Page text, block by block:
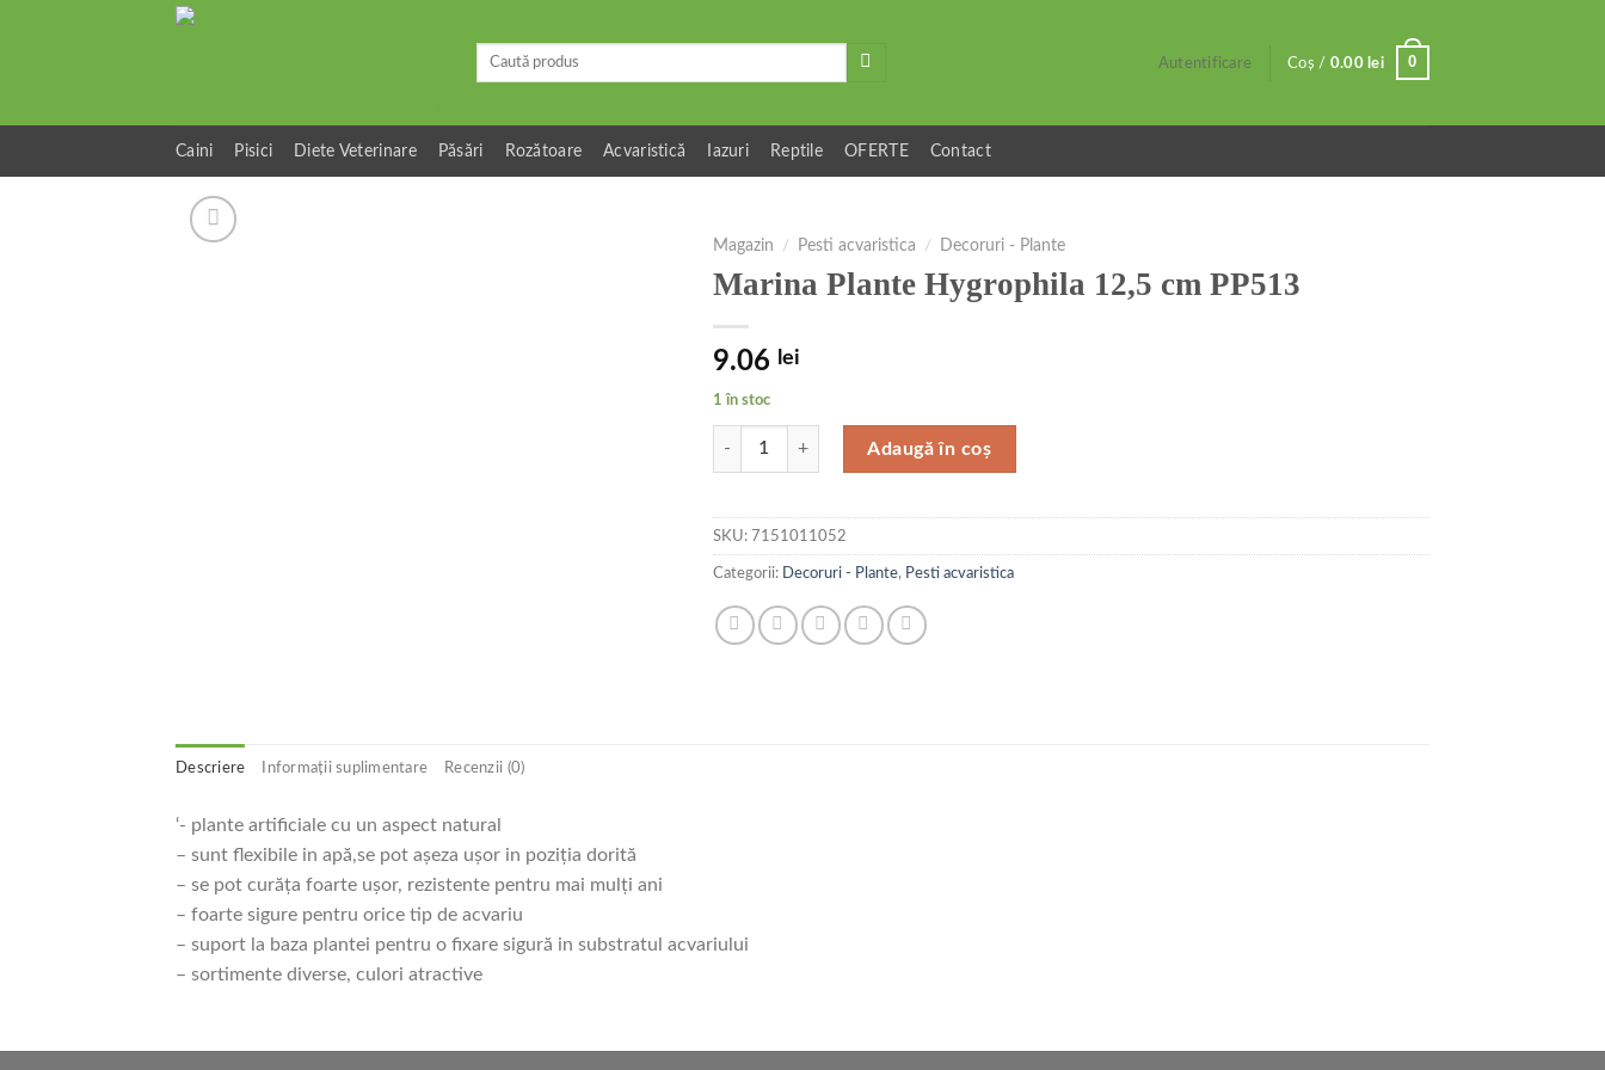
Caută
Autentificare Coș / 0.00 lei 0
Caini Pisici Diete Veterinare Păsări Rozătoare Acvaristică Iazuri Reptile OFERTE Contact
Magazin / Pesti acvaristica / Decoruri - Plante
Marina Plante Hygrophila 12,5 cm PP513
9.06 lei
1 în stoc
Cantitate Marina Plante Hygrophila 12,5 cm PP513
Adaugă în coș
SKU: 7151011052
Categorii: Decoruri - Plante, Pesti acvaristica
Descriere Informații suplimentare Recenzii (0)
‘- plante artificiale cu un aspect natural
– sunt flexibile in apă,se pot aşeza uşor in poziţia dorită
– se pot curăţa foarte uşor, rezistente pentru mai mulţi ani
– foarte sigure pentru orice tip de acvariu
– suport la baza plantei pentru o fixare sigură in substratul acvariului
– sortimente diverse, culori atractive